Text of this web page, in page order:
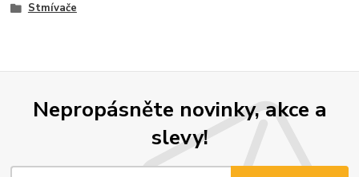
Stmívače
Nepropásněte novinky, akce a
slevy!